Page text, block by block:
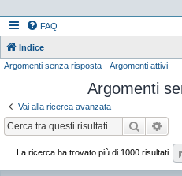
FAQ
Indice
Argomenti senza risposta Argomenti attivi
Argomenti
Vai alla ricerca avanzata
Cerca
La ricerca ha trovato più di 1000 risultati